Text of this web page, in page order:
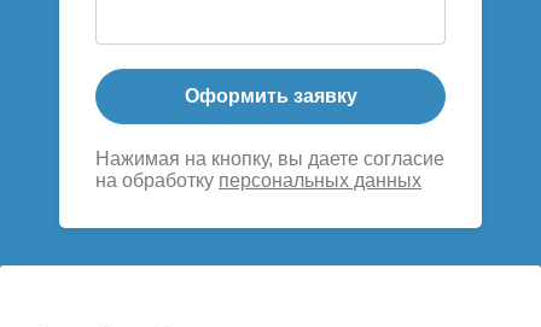
Оформить заявку
Нажимая на кнопку, вы даете согласие
на обработку персональных данных